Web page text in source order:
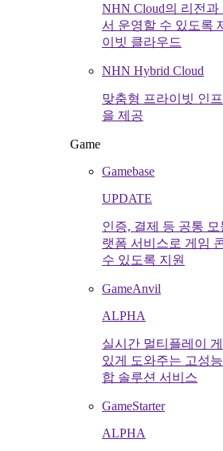
NHN Cloud의 리전과
서 운영할 수 있도록
이빗 클라우드
NHN Hybrid Cloud
맞춤형 프라이빗 인
을 제공
Game
Gamebase
UPDATE
인증, 결제 등 공통
랫폼 서비스로 게임
수 있도록 지원
GameAnvil
ALPHA
실시간 멀티플레이
있게 도와주는 고성
합 솔루션 서비스
GameStarter
ALPHA